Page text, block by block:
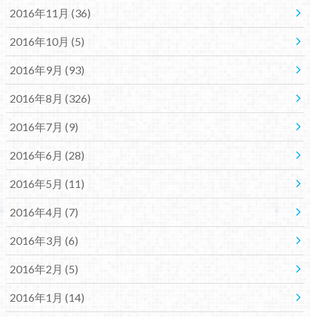
2016年11月 (36)
2016年10月 (5)
2016年9月 (93)
2016年8月 (326)
2016年7月 (9)
2016年6月 (28)
2016年5月 (11)
2016年4月 (7)
2016年3月 (6)
2016年2月 (5)
2016年1月 (14)